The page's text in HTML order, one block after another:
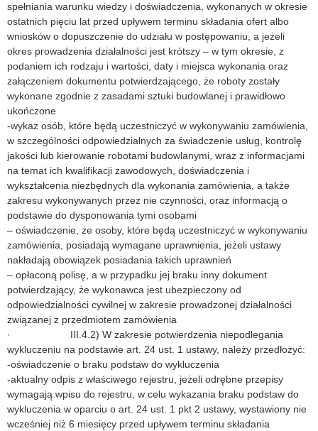
spełniania warunku wiedzy i doświadczenia, wykonanych w okresie
ostatnich pięciu lat przed upływem terminu składania ofert albo
wniosków o dopuszczenie do udziału w postępowaniu, a jeżeli
okres prowadzenia działalności jest krótszy – w tym okresie, z
podaniem ich rodzaju i wartości, daty i miejsca wykonania oraz
załączeniem dokumentu potwierdzającego, że roboty zostały
wykonane zgodnie z zasadami sztuki budowlanej i prawidłowo
ukończone
-wykaz osób, które będą uczestniczyć w wykonywaniu zamówienia,
w szczególności odpowiedzialnych za świadczenie usług, kontrolę
jakości lub kierowanie robotami budowlanymi, wraz z informacjami
na temat ich kwalifikacji zawodowych, doświadczenia i
wykształcenia niezbędnych dla wykonania zamówienia, a także
zakresu wykonywanych przez nie czynności, oraz informacją o
podstawie do dysponowania tymi osobami
– oświadczenie, że osoby, które będą uczestniczyć w wykonywaniu
zamówienia, posiadają wymagane uprawnienia, jeżeli ustawy
nakładają obowiązek posiadania takich uprawnień
– opłaconą polisę, a w przypadku jej braku inny dokument
potwierdzający, że wykonawca jest ubezpieczony od
odpowiedzialności cywilnej w zakresie prowadzonej działalności
związanej z przedmiotem zamówienia
· III.4.2) W zakresie potwierdzenia niepodlegania
wykluczeniu na podstawie art. 24 ust. 1 ustawy, należy przedłożyć:
-oświadczenie o braku podstaw do wykluczenia
-aktualny odpis z właściwego rejestru, jeżeli odrębne przepisy
wymagają wpisu do rejestru, w celu wykazania braku podstaw do
wykluczenia w oparciu o art. 24 ust. 1 pkt 2 ustawy, wystawiony nie
wcześniej niż 6 miesięcy przed upływem terminu składania